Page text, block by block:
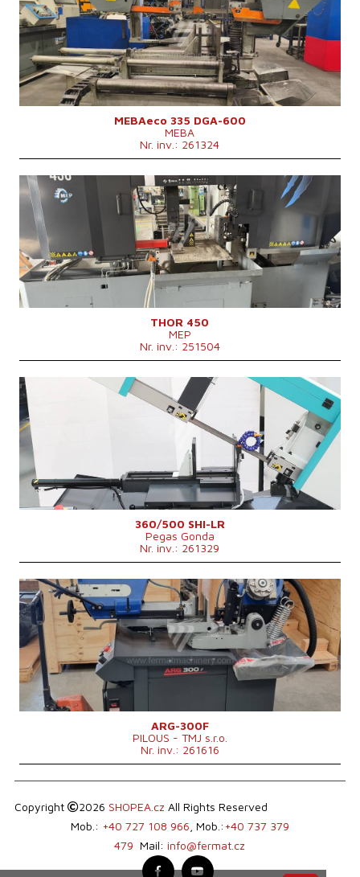
Diametrul maxim al materialului tăiat335 mm
Dimensiunile mașinii L x l x Î
2480x2300x1900 mm
Geutatea mașinii
2020 kg
Sistem de control
nu
MEBAeco 335 DGA-600
MEBA
Nr. inv.: 261324
An fabricație:
2022
Diametrul maxim al materialului tăiat 450 mm
Dimensiunile mașinii L x l x Î
3050 x 1340 x 2050 mm
Geutatea mașinii
3000 kg
Puterea motorului principal
7,5 kW
Viteză de alimentare
20-100 m/min
Sistem de control
nu
THOR 450
MEP
Nr. inv.: 251504
2025
Diametrul maxim al materialului tăiat 250 (při plném materiálu) mm
Geutatea mașinii
750 kg
Puterea motorului principal
3 kW
Sistem de control
nu
360/500 SHI-LR
Pegas Gonda
Nr. inv.: 261329
An fabricație:
0
Diametrul maxim al materialului tăiat 300 mm
Puterea motorului principal
2,25 kW
Dimensiunile mașinii L x l x Î
1760 × 890 × 1560 mm
Geutatea mașinii
455 kg
Sistem de control
nu
ARG-300F
PILOUS - TMJ s.r.o.
Nr. inv.: 261616
Copyright 2026 SHOPEA.cz All Rights Reserved
Mob.: +40 727 108 966 , Mob.:+40 737 379
479 Mail: info@fermat.cz